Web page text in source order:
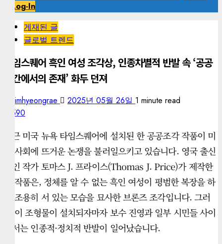
Log-In
게재된 글
글로벌 트렌드
타임스퀘어 흑인 여성 조각상, 인종차별적 반발 속 ‘공공
공간에서의 존재’ 화두 던져
kimhyeongrae 2025년 05월 26일 1 minute read
590
최근 미국 뉴욕 타임스퀘어에 설치된 한 공공조각 작품이 미
국 사회에 뜨거운 논쟁을 불러일으키고 있습니다. 영국 출신
흑인 작가 토마스 J. 프라이스(Thomas J. Price)가 제작한
이 작품은, 정체를 알 수 없는 흑인 여성이 평범한 복장을 하
고 조용히 서 있는 모습을 묘사한 브론즈 조각입니다. 그러
나 이 조형물이 설치되자마자 보수 진영과 일부 시민들 사이
에서는 인종적·정치적 반발이 일어났습니다.